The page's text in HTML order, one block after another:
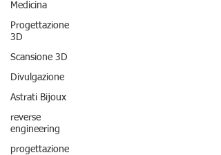
Medicina
Progettazione
3D
Scansione 3D
Divulgazione
Astrati Bijoux
reverse
engineering
progettazione